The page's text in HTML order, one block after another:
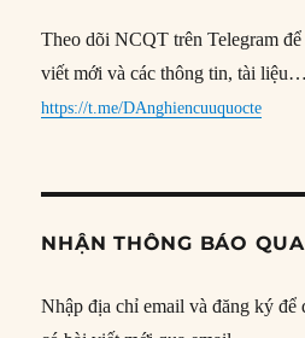
Theo dõi NCQT trên Telegram
viết mới và các thông tin, tài
https://t.me/DAnghiencuuquocte
NHẬN THÔNG BÁO
Nhập địa chỉ email và đăng ký để